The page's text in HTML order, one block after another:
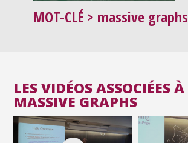
MOT-CLÉ > massive graphs
LES VIDÉOS ASSOCIÉES À
MASSIVE GRAPHS